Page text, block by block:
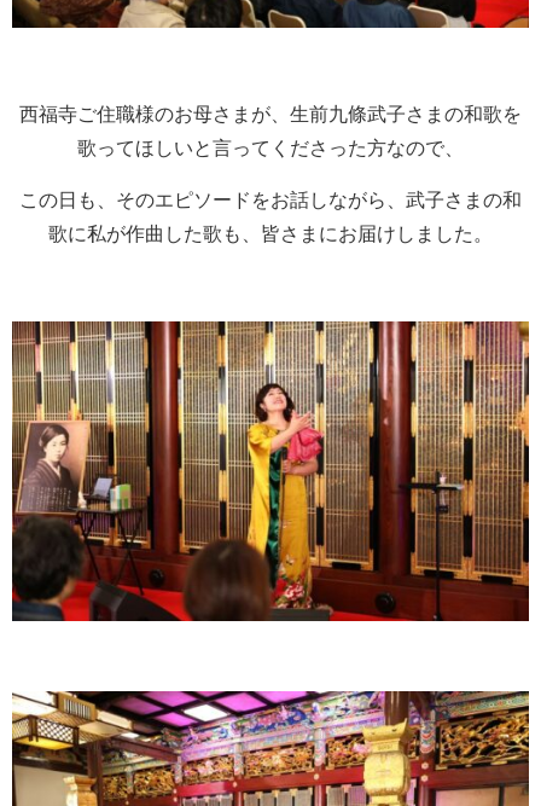
西福寺ご住職様のお母さまが、生前九條武子さまの和歌を
歌ってほしいと言ってくださった方なので、
この日も、そのエピソードをお話しながら、武子さまの和
歌に私が作曲した歌も、皆さまにお届けしました。